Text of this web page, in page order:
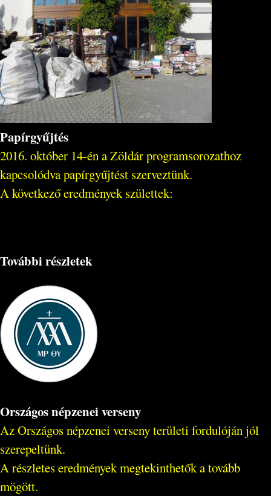
Papírgyűjtés
2016. október 14-én a Zöldár programsorozathoz
kapcsolódva papírgyűjtést szerveztünk.
A következő eredmények születtek:
További részletek
Országos népzenei verseny
Az Országos népzenei verseny területi fordulóján jól
szerepeltünk.
A részletes eredmények megtekinthetők a tovább
mögött.